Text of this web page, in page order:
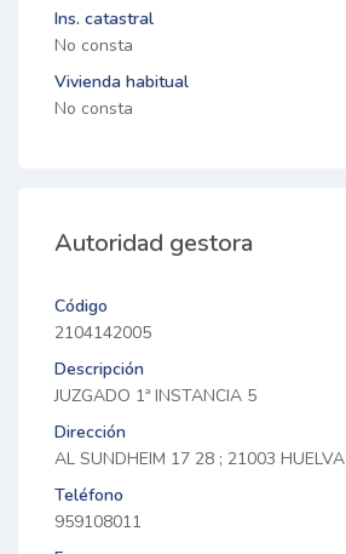
Ins. catastral
No consta
Vivienda habitual
No consta
Autoridad gestora
Código
2104142005
Descripción
JUZGADO 1ª INSTANCIA 5
Dirección
AL SUNDHEIM 17 28 ; 21003 HUELVA
Teléfono
959108011